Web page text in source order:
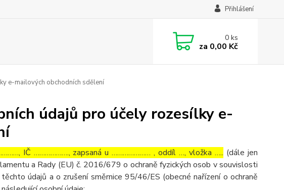
Přihlášení
0ks
za 0,00 Kč
e-mailových obchodních sdělení
údajů pro účely rozesílky e-
IČ ………………., zapsaná u ………………… , oddíl …, vložka ….. (dále jen
a Rady (EU) č. 2016/679 o ochraně fyzických osob v souvislosti
údajů a o zrušení směrnice 95/46/ES (obecné nařízení o ochraně